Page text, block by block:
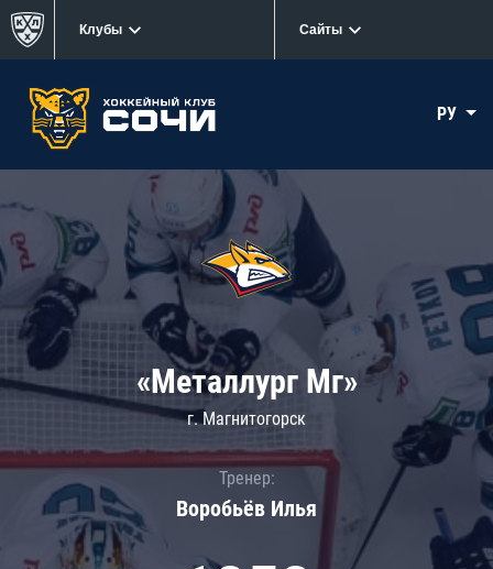
Клубы Сайты
РУ
«Металлург Мг»
г. Магнитогорск
Тренер:
Воробьёв Илья